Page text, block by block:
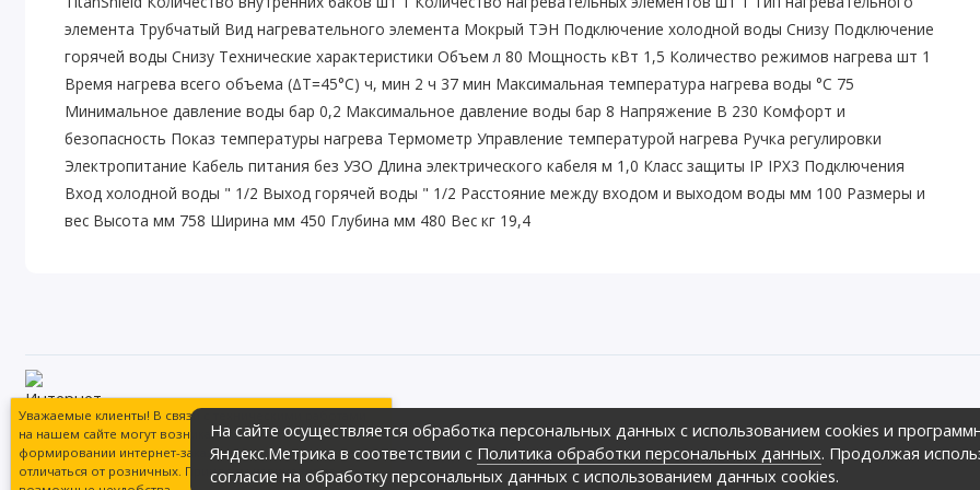
элемента Трубчатый Вид нагревательного элемента Мокрый ТЭН Подключение холодной воды Снизу Подключение
горячей воды Снизу Технические характеристики Объем л 80 Мощность кВт 1,5 Количество режимов нагрева шт 1
Время нагрева всего объема (ΔT=45°С) ч, мин 2 ч 37 мин Максимальная температура нагрева воды °С 75
Минимальное давление воды бар 0,2 Максимальное давление воды бар 8 Напряжение В 230 Комфорт и
безопасность Показ температуры нагрева Термометр Управление температурой нагрева Ручка регулировки
Электропитание Кабель питания без УЗО Длина электрического кабеля м 1,0 Класс защиты IP IPX3 Подключения
Вход холодной воды " 1/2 Выход горячей воды " 1/2 Расстояние между входом и выходом воды мм 100 Размеры и
вес Высота мм 758 Ширина мм 450 Глубина мм 480 Вес кг 19,4
На сайте осуществляется обработка персональных данных с использованием cookies и
Яндекс.Метрика в соответствии с Политика обработки персональных данных. Продолжая
согласие на обработку персональных данных с использованием данных cookies.
Магазин сантехники «Теплое море» готов предложить своим клиентам
обширный ассортимент продукции в различных ценовых диапазонах.,
Интернет магазин сантехники «Теплое море», 2026г.
Политика обработки персональных данных
Уважаемые клиенты! В связи с техническими работами
на нашем сайте могут возникать сложности при
формировании интернет-заказов. Цены могут
отличаться от розничных. Приносим извинения за